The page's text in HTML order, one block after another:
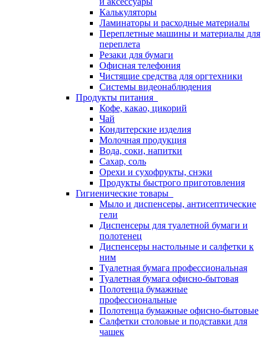
Калькуляторы
Ламинаторы и расходные материалы
Переплетные машины и материалы для
переплета
Резаки для бумаги
Офисная телефония
Чистящие средства для оргтехники
Системы видеонаблюдения
Продукты питания
Кофе, какао, цикорий
Чай
Кондитерские изделия
Молочная продукция
Вода, соки, напитки
Сахар, соль
Орехи и сухофрукты, снэки
Продукты быстрого приготовления
Гигиенические товары
Мыло и диспенсеры, антисептические
гели
Диспенсеры для туалетной бумаги и
полотенец
Диспенсеры настольные и салфетки к
ним
Туалетная бумага профессиональная
Туалетная бумага офисно-бытовая
Полотенца бумажные
профессиональные
Полотенца бумажные офисно-бытовые
Салфетки столовые и подставки для
чашек